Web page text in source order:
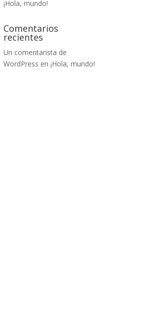
¡Hola, mundo!
Comentarios
recientes
Un comentarista de
WordPress en¡Hola, mundo!